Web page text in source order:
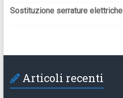
Sostituzione serrature elettriche
Articoli recenti